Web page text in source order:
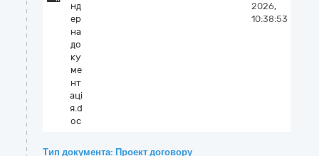
нд
ер
на
до
ку
ме
нт
аці
я.d
oc
2026,
10:38:53
Тип документа: Проект договору